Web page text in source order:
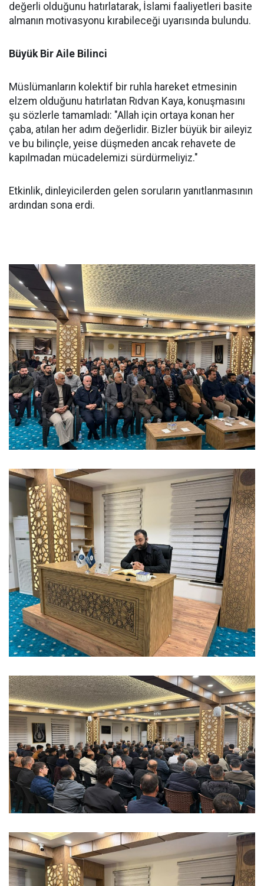
değerli olduğunu hatırlatarak, İslami faaliyetleri basite
almanın motivasyonu kırabileceği uyarısında bulundu.
Büyük Bir Aile Bilinci
Müslümanların kolektif bir ruhla hareket etmesinin
elzem olduğunu hatırlatan Rıdvan Kaya, konuşmasını
şu sözlerle tamamladı: "Allah için ortaya konan her
çaba, atılan her adım değerlidir. Bizler büyük bir aileyiz
ve bu bilinçle, yeise düşmeden ancak rehavete de
kapılmadan mücadelemizi sürdürmeliyiz."
Etkinlik, dinleyicilerden gelen soruların yanıtlanmasının
ardından sona erdi.